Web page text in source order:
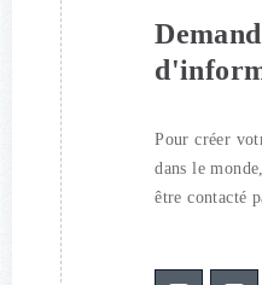
Pour créer
dans le
être contacté